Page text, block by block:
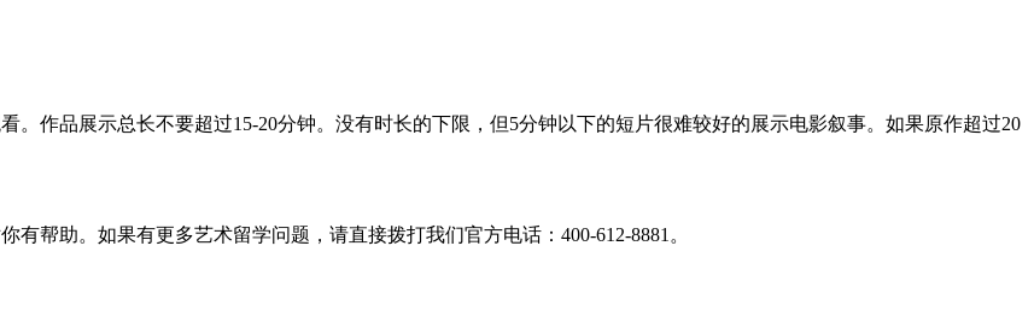
。作品展示总长不要超过15-20分钟。没有时长的下限，但5分钟以下的短片很难较好的展示电影叙事。如果原作超过20
帮助。如果有更多艺术留学问题，请直接拨打我们官方电话：400-612-8881。